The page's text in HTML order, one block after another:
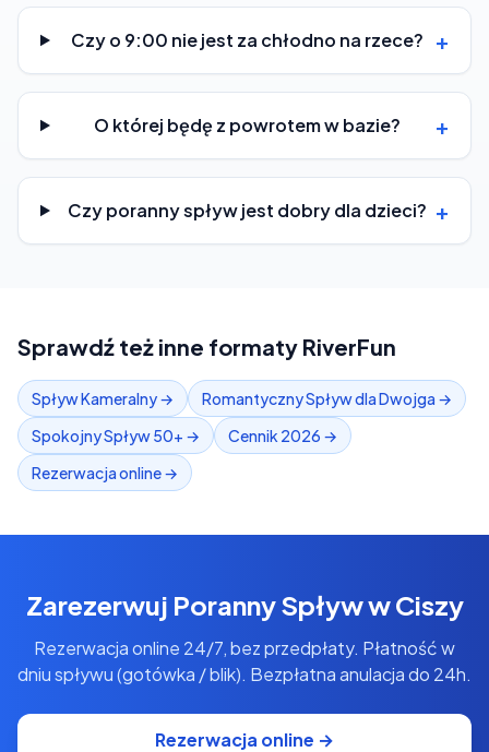
Czy o 9:00 nie jest za chłodno na rzece? +
O której będę z powrotem w bazie? +
Czy poranny spływ jest dobry dla dzieci? +
Sprawdź też inne formaty RiverFun
Spływ Kameralny→ Romantyczny Spływ dla Dwojga →
Spokojny Spływ 50+ → Cennik 2026 →
Rezerwacja online→
Zarezerwuj Poranny Spływ w Ciszy
Rezerwacja online 24/7, bez przedpłaty. Płatność w
dniu spływu (gotówka / blik). Bezpłatna anulacja do 24h.
Rezerwacja online →